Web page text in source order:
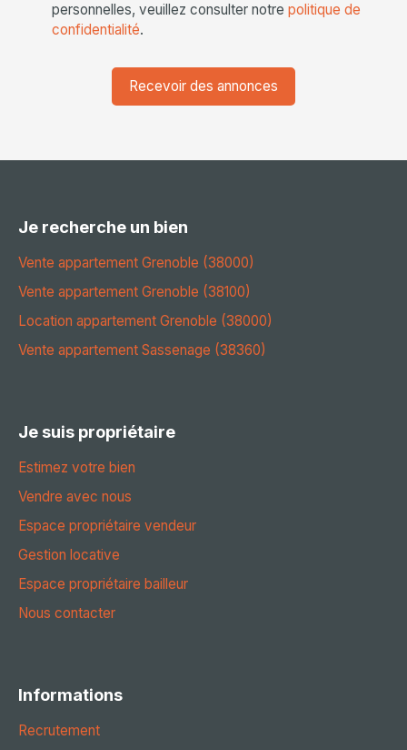
personnelles, veuillez consulter notre politique de
confidentialité.
Recevoir des annonces
Je recherche un bien
Vente appartement Grenoble (38000)
Vente appartement Grenoble (38100)
Location appartement Grenoble (38000)
Vente appartement Sassenage (38360)
Je suis propriétaire
Estimez votre bien
Vendre avec nous
Espace propriétaire vendeur
Gestion locative
Espace propriétaire bailleur
Nous contacter
Informations
Recrutement